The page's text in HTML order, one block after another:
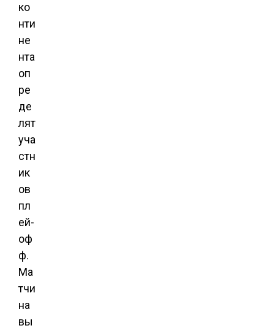
ко
нти
не
нта
оп
ре
де
лят
уча
стн
ик
ов
пл
ей-
оф
ф.
Ма
тчи
на
вы